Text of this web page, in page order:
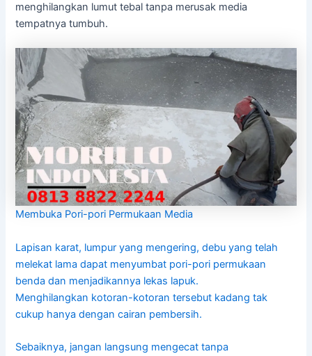
menghilangkan lumut tebal tanpa merusak media
tempatnya tumbuh.
Membuka Pori-pori Permukaan Media
Lapisan karat, lumpur yang mengering, debu yang telah
melekat lama dapat menyumbat pori-pori permukaan
benda dan menjadikannya lekas lapuk.
Menghilangkan kotoran-kotoran tersebut kadang tak
cukup hanya dengan cairan pembersih.
Sebaiknya, jangan langsung mengecat tanpa